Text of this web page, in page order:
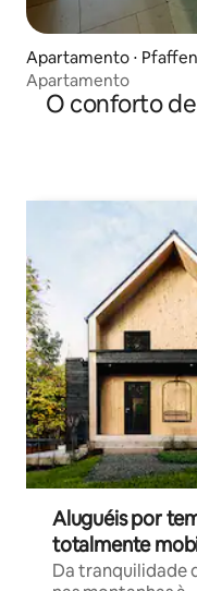
Apartamento ⋅
Apartamento
O conforto
Aluguéis por
totalmente
Da tranquilidade